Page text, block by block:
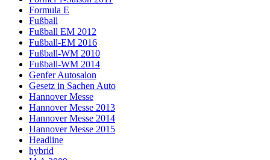
Formula E
Fußball
Fußball EM 2012
Fußball-EM 2016
Fußball-WM 2010
Fußball-WM 2014
Genfer Autosalon
Gesetz in Sachen Auto
Hannover Messe
Hannover Messe 2013
Hannover Messe 2014
Hannover Messe 2015
Headline
hybrid